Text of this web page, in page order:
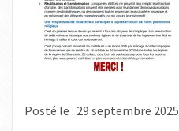
Posté le : 29 septembre 2025